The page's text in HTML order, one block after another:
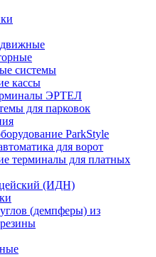
системы
кассы
ЭРТЕЛ
для парковок
ParkStyle
для ворот
терминалы для платных
(ИДН)
(демпферы) из